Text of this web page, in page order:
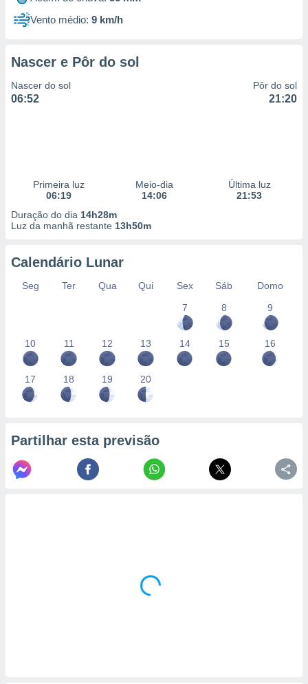
Vento médio: 9 km/h
Nascer e Pôr do sol
Nascer do sol
06:52
Pôr do sol
21:20
Primeira luz
06:19
Meio-dia
14:06
Última luz
21:53
Duração do dia 14h28m
Luz da manhã restante 13h50m
Calendário Lunar
Seg Ter Qua Qui Sex Sáb
Domo
7
8 9
10 11 12 13 14 15 16
17 18 19 20
Partilhar esta previsão